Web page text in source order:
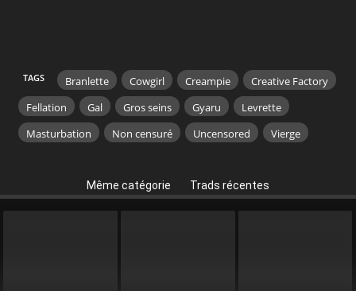
TAGS Branlette Cowgirl Creampie
Creative Factory
Fellation
Gal Gros seins Gyaru
Levrette
Masturbation
Non censuré Uncensored Vierge
Même catégorie Trads récentes